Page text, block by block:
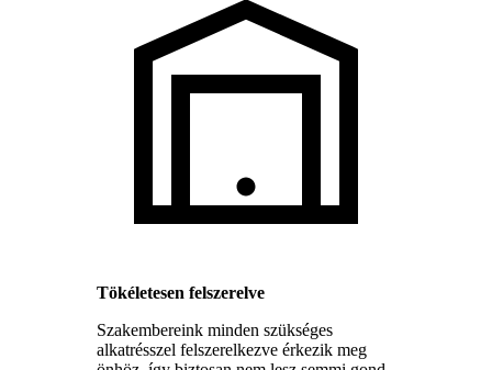
Tökéletesen felszerelve
Szakembereink minden szükséges
alkatrésszel felszerelkezve érkezik meg